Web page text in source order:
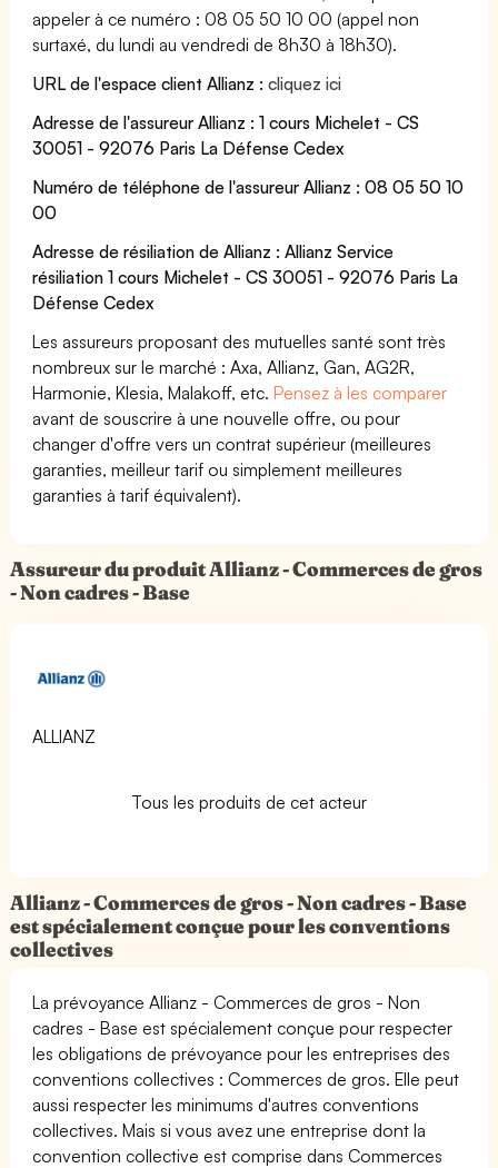
appeler à ce numéro : 08 05 50 10 00 (appel non
surtaxé, du lundi au vendredi de 8h30 à 18h30).
URL de l'espace client Allianz :cliquez ici
Adresse de l'assureur Allianz : 1 cours Michelet - CS
30051 - 92076 Paris La Défense Cedex
Numéro de téléphone de l'assureur Allianz : 08 05 50 10
00
Adresse de résiliation de Allianz : Allianz Service
résiliation 1 cours Michelet - CS 30051 - 92076 Paris La
Défense Cedex
Les assureurs proposant des mutuelles santé sont très
nombreux sur le marché : Axa, Allianz, Gan, AG2R,
Harmonie, Klesia, Malakoff, etc.Pensez à les comparer
avant de souscrire à une nouvelle offre, ou pour
changer d'offre vers un contrat supérieur (meilleures
garanties, meilleur tarif ou simplement meilleures
garanties à tarif équivalent).
Assureur du produit Allianz - Commerces de gros
- Non cadres - Base
ALLIANZ
Tous les produits de cet acteur
Allianz - Commerces de gros - Non cadres - Base
est spécialement conçue pour les conventions
collectives
La prévoyance Allianz - Commerces de gros - Non
cadres - Base est spécialement conçue pour respecter
les obligations de prévoyance pour les entreprises des
conventions collectives : Commerces de gros. Elle peut
aussi respecter les minimums d'autres conventions
collectives. Mais si vous avez une entreprise dont la
convention collective est comprise dans Commerces